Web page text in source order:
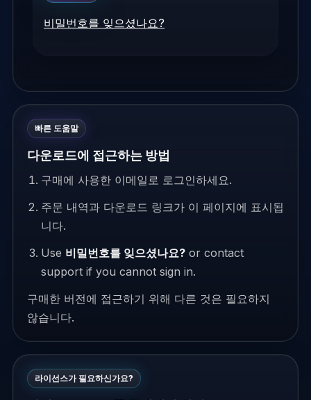
비밀번호를 잊으셨나요?
빠른 도움말
다운로드에 접근하는 방법
구매에 사용한 이메일로 로그인하세요.
주문 내역과 다운로드 링크가 이 페이지에 표시됩
니다.
Use 비밀번호를 잊으셨나요? or contact
support if you cannot sign in.
구매한 버전에 접근하기 위해 다른 것은 필요하지
않습니다.
라이선스가 필요하신가요?